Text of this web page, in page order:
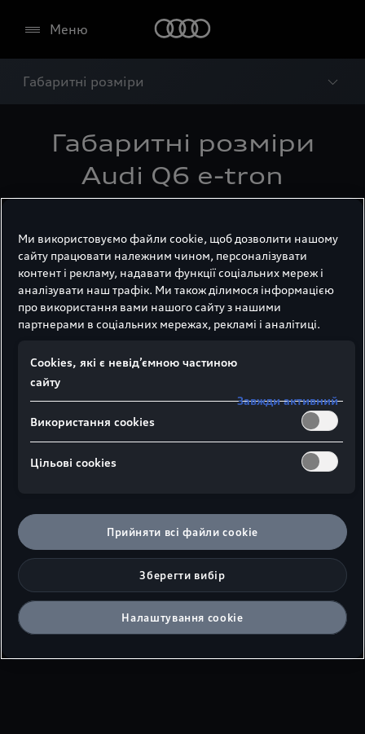
Меню
Габаритні розміри
Габаритні розміри
Audi Q6 e-tron
Вид збоку Вид
¹Ширина плечового простору
²Ширина ліктьового простору
³Максимальна висота над головою
Розміри в міліметрах
Ми використовуємо файли cookie, щоб дозволити нашому
сайту працювати належним чином, персоналізувати
контент і рекламу, надавати функції соціальних мереж і
аналізувати наш трафік. Ми також ділимося інформацією
про використання вами нашого сайту з нашими
партнерами в соціальних мережах, рекламі і аналітиці.
Сookies, які є невід’ємною частиною
сайту
Завжди активний
Використання cookies
Цільові сookies
Прийняти всі файли сookie
Зберегти вибір
Налаштування cookie